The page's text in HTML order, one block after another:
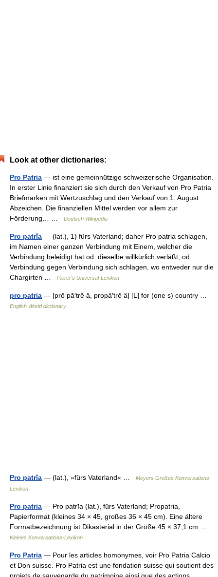
Look at other dictionaries:
Pro Patria — ist eine gemeinnützige schweizerische Organisation.
In erster Linie finanziert sie sich durch den Verkauf von Pro Patria
Briefmarken mit Wertzuschlag und den Verkauf von 1. August
Abzeichen. Die finanziellen Mittel werden vor allem zur
Förderung… …
Deutsch Wikipedia
Pro patrĭa — (lat.), 1) fürs Vaterland; daher Pro patria schlagen,
im Namen einer ganzen Verbindung mit Einem, welcher die
Verbindung beleidigt hat od. dieselbe willkürlich verläßt, od.
Verbindung gegen Verbindung sich schlagen, wo entweder nur die
Chargirten …
Pierer's Universal-Lexikon
pro patria — [prō pā′trē ä, propä′trē ä] [L] for (one s) country …
English World dictionary
Pro patrĭa — (lat.), »fürs Vaterland« …
Meyers Großes Konversations-
Lexikon
Pro patria — Pro patrĭa (lat.), fürs Vaterland; Propatria,
Papierformat (kleines 34 × 45, großes 36 × 45 cm). Eine ältere
Formatbezeichnung ist Dikasterial in der Größe 45 × 37,1 cm …
Kleines Konversations-Lexikon
Pro Patria — Pour les articles homonymes, voir Pro Patria Calcio
et Don suisse. Pro Patria est une fondation suisse qui soutient des